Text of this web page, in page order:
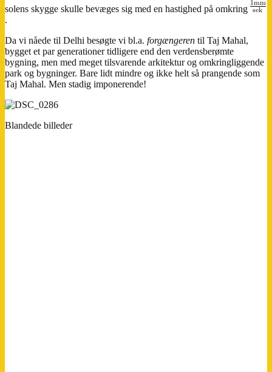
solens skygge skulle bevæges sig med en hastighed på omkring
.
Da vi nåede til Delhi besøgte vi bl.a. forgængeren til Taj Mahal,
bygget et par generationer tidligere end den verdensberømte
bygning, men med meget tilsvarende arkitektur og omkringliggende
park og bygninger. Bare lidt mindre og ikke helt så prangende som
Taj Mahal. Men stadig imponerende!
Blandede billeder